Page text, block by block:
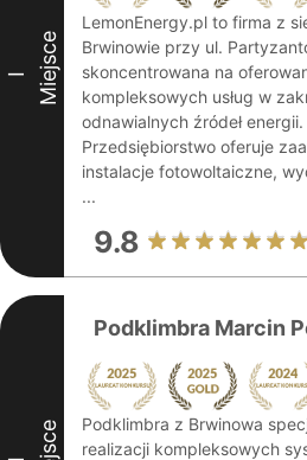
I Miejsce
LemonEnergy.pl to firma z
Brwinowie przy ul.
skoncentrowana na
kompleksowych usług w
odnawialnych źródeł energii.
Przedsiębiorstwo oferuje
instalacje fotowoltaiczne,
...
9.8
Podklimbra Marcin
Podklimbra z Brwinowa
realizacji kompleksowych